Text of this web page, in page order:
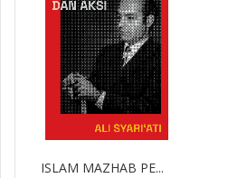
ISLAM MAZHAB PE...